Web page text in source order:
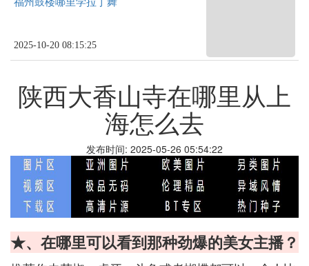
2025-10-20 08:15:25
陕西大香山寺在哪里从上
海怎么去
发布时间: 2025-05-26 05:54:22
★、在哪里可以看到那种劲爆的美女主播？